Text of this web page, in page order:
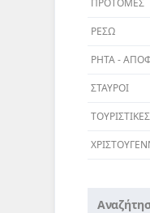
ΠΡΟΤΟΜΕΣ
ΡΕΣΩ
ΡΗΤΑ -
ΣΤΑΥΡΟI